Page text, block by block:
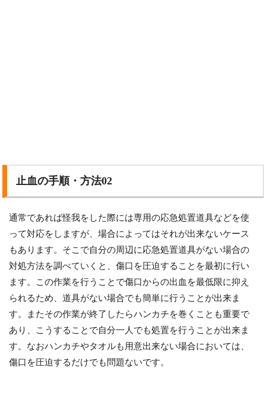
止血の手順・方法02
通常であれば怪我をした際には専用の応急処置道具などを使
って対応をしますが、場合によってはそれが出来ないケース
もあります。そこで自分の周辺に応急処置道具がない場合の
対処方法を調べていくと、傷口を圧迫することを最初に行い
ます。この作業を行うことで傷口からの出血を最低限に抑え
られるため、道具がない場合でも簡単に行うことが出来ま
す。またその作業が終了したらハンカチを巻くことも重要で
あり、こうすることで自分一人でも処置を行うことが出来ま
す。なおハンカチやタオルも用意出来ない場合においては、
傷口を圧迫するだけでも問題ないです。